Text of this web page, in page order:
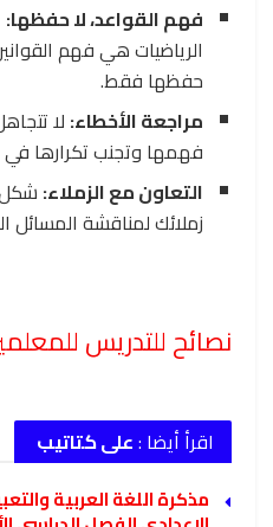
فهم القواعد، لا حفظها:
الرياضيات هي فهم
حفظها فقط.
مراجعة الأخطاء: لا
فهمها وتجنب تكرارها في
التعاون مع الزملاء:
زملائك لمناقشة المسائل
نصائح للتدريس
اقرأ أيضا :على كتاتيب
مذكرة اللغة العربية